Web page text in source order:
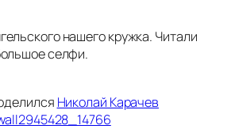
нашего кружка. Читали
селфи.
Николай Карачев